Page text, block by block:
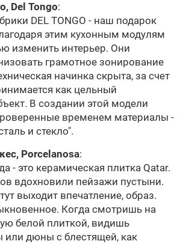
Del Tongo:
DEL TONGO - наш подарок
этим кухонным модулям
изменить интерьер. Они
грамотное зонирование
начинка скрыта, за счет
как цельный
В создании этой модели
временем материалы -
и стекло".
Porcelanosa:
- это керамическая плитка Qatar.
вдохновили пейзажи пустыни.
выходит впечатление, образ.
Когда смотришь на
белой плиткой, видишь
дюны с блестящей, как